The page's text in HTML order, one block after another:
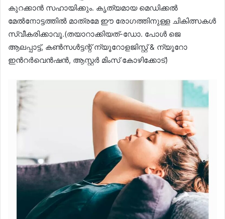
കുറക്കാൻ സഹായിക്കും. കൃത്യമായ മെഡിക്കൽ
മേൽനോട്ടത്തിൽ മാത്രമേ ഈ രോഗത്തിനുള്ള ചികിത്സകൾ
സ്വീകരിക്കാവൂ.(തയാറാക്കിയത്-ഡോ. പോൾ ജെ
ആലപ്പാട്ട്, കൺസൾട്ടന്റ് ന്യൂറോളജിസ്റ്റ് & ന്യൂറോ
ഇൻറർവെൻഷൻ, ആസ്റ്റർ മിംസ് കോഴിക്കോട്)